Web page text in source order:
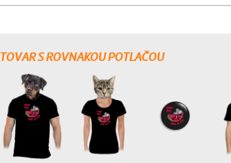
TOVAR S ROVNAKOU POTLAČOU